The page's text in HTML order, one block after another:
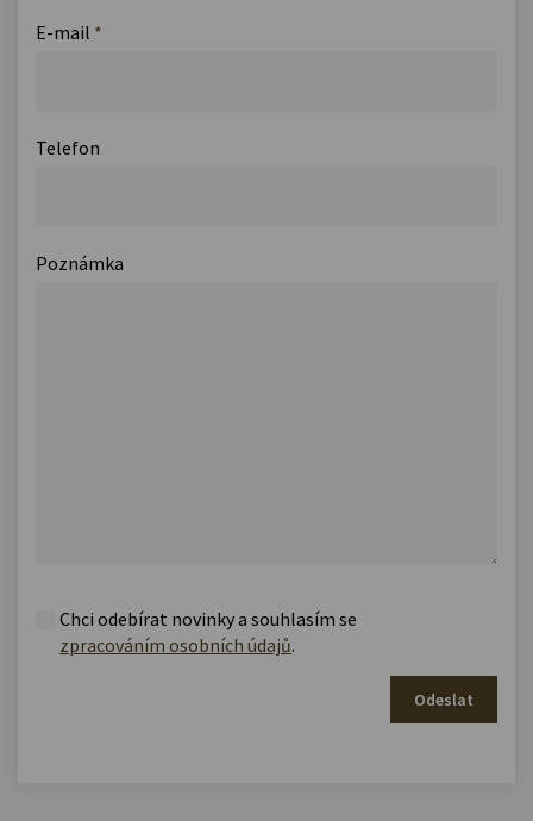
E-mail *
Telefon
Poznámka
Chci odebírat novinky a souhlasím se
zpracováním osobních údajů.
Odeslat